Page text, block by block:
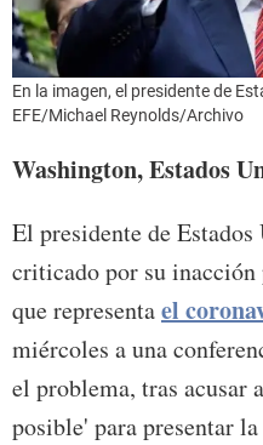
En la imagen, el presidente de
EFE/Michael Reynolds/Archivo
Washington, Estados
El presidente de Estados
criticado por su
que representael
miércoles a una
el problema, tras acusar
posible' para presentar